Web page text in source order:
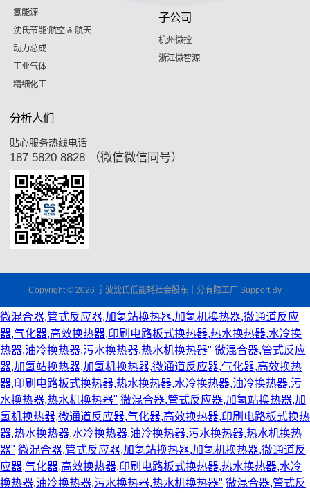
氢能源
沈氏节能:航空 & 航天
动力总成
工业气体
精细化工
子公司
杭州微控
浙江微智源
分析人们
贴心服务热线电话
187 5820 8828 （微信微信同号）
Copyright © 2026 宁波沈氏低能耗社会股东十分有限工厂 Support By
微混合器,管式反应器,加氢站换热器,加氢机换热器,微通道反应
器,气化器,高效换热器,印刷电路板式换热器,热水换热器,水冷换
热器,油冷换热器,污水换热器,热水机换热器" 微混合器,管式反应
器,加氢站换热器,加氢机换热器,微通道反应器,气化器,高效换热
器,印刷电路板式换热器,热水换热器,水冷换热器,油冷换热器,污
水换热器,热水机换热器" 微混合器,管式反应器,加氢站换热器,加
氢机换热器,微通道反应器,气化器,高效换热器,印刷电路板式换热
器,热水换热器,水冷换热器,油冷换热器,污水换热器,热水机换热
器" 微混合器,管式反应器,加氢站换热器,加氢机换热器,微通道反
应器,气化器,高效换热器,印刷电路板式换热器,热水换热器,水冷
换热器,油冷换热器,污水换热器,热水机换热器" 微混合器,管式反